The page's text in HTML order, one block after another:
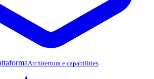
Architettura e capabilities